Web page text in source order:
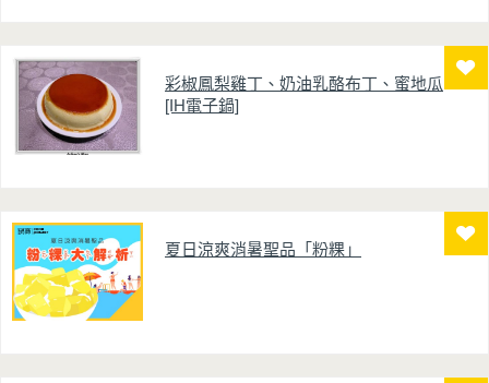
彩椒鳳梨雞丁、奶油乳酪布丁、蜜地瓜
[IH電子鍋]
夏日涼爽消暑聖品「粉粿」